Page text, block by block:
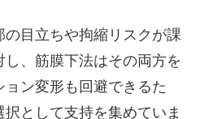
目立ちや拘縮リスクが課
、筋膜下法はその両方を
ン変形も回避できるた
として支持を集めていま